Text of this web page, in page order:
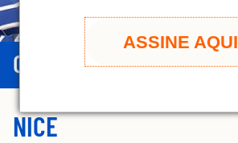
ASSINE AQUI
GUIA DE NICE
NICE